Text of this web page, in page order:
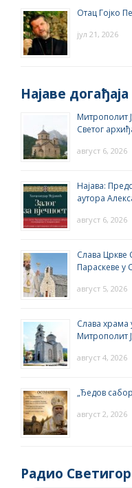
Отац Гојко
јул 21, 2026
Најаве догађаја
Митрополит
Светог
август 6, 2026
Најава:
аутора
август 6, 2026
Слава Цркве
Параскеве у
август 5, 2026
Слава храма
Митрополит
август 4, 2026
„Ђедов
август 2, 2026
Радио